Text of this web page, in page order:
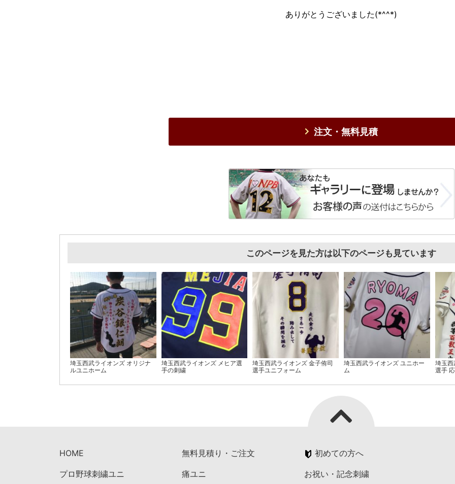
ありがとうございました(*^^*)
注文・無料見積
このページを見た方は以下のページも見ています
埼玉西武ライオンズ オリジナ
ルユニホーム
埼玉西武ライオンズ メヒア選
手の刺繍
埼玉西武ライオンズ 金子侑司
選手ユニフォーム
埼玉西武ライオンズ ユニホー
ム
埼玉西
選手
HOME 無料見積り・ご注文 初めての方へ
プロ野球刺繍ユニ 痛ユニ お祝い・記念刺繍